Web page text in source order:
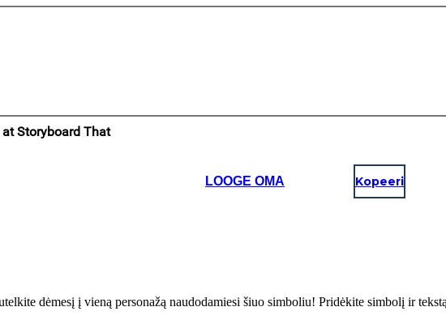
LOOGE OMA Kopeeri
dėmesį į vieną personažą naudodamiesi šiuo simboliu! Pridėkite simbolį ir